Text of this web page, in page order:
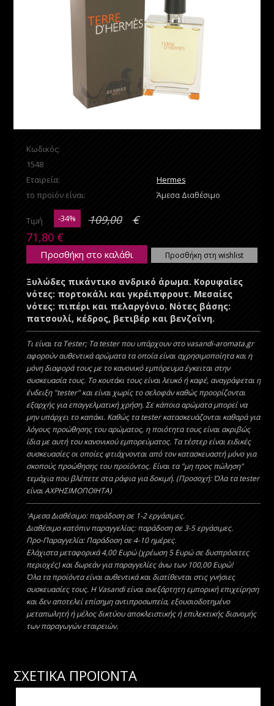
Κωδικός:
1548
Εταιρεία:
Hermes
το προϊόν είναι: Άμεσα Διαθέσιμο
Τιμή -34% 109,00 €
71,80€
Προσθήκη στο καλάθι Προσθήκη στη wishlist
Ξυλώδες πικάντικο ανδρικό άρωμα. Κορυφαίες
νότες: πορτοκάλι και γκρέιπφρουτ. Μεσαίες
νότες: πιπέρι και πελαργόνιο. Νότες βάσης:
πατσουλί, κέδρος, βετιβέρ και βενζοΐνη.
Τι είναι τα Tester; Τα tester που υπάρχουν στο vasandi-aromata.gr
αφορούν αυθεντικά αρώματα τα οποία είναι αχρησιμοποίητα και η
μόνη διαφορά τους με το κανονικό εμπόρευμα έγκειται στην
συσκευασία τους. Το κουτάκι τους είναι λευκό ή καφέ, αναγράφεται η
ένδειξη "tester" και είναι χωρίς το σελοφάν καθώς προορίζονται
εξαρχής για επαγγελματική χρήση. Σε κάποια αρώματα μπορεί να
μην υπάρχει το καπάκι. Kαθώς τα tester κατασκευάζονται καθαρά για
λόγους προώθησης του αρώματος, η ποιότητα τους είναι ακριβώς
ίδια με αυτή του κανονικού εμπορεύματος. Τα τέστερ είναι ειδικές
συσκευασίες οι οποίες φτιάχνονται από τον κατασκευαστή μόνο για
σκοπούς προώθησης του προϊόντος. Είναι τα "μη προς πώληση"
τεμάχια που βλέπετε στα ράφια για δοκιμή. (Προσοχή: Όλα τα tester
είναι ΑΧΡΗΣΙΜΟΠΟΙΗΤΑ)
'Aμεσα Διαθέσιμο: παράδοση σε 1-2 εργάσιμες.
Διαθέσιμο κατόπιν παραγγελίας: παράδοση σε 3-5 εργάσιμες.
Προ-Παραγγελία: Παράδοση σε 4-10 ημέρες.
Ελάχιστα μεταφορικά 4,00 Ευρώ (χρέωση 5 Ευρώ σε δυσπρόσιτες
περιοχές) και δωρεάν για παραγγελίες άνω των 100,00 Ευρώ!
Όλα τα προϊόντα είναι αυθεντικά και διατίθενται στις γνήσιες
συσκευασίες τους. Η Vasandi είναι ανεξάρτητη εμπορική επιχείρηση
και δεν αποτελεί επίσημη αντιπροσωπεία, εξουσιοδοτημένο
μεταπωλητή ή μέλος δικτύου αποκλειστικής ή επιλεκτικής διανομής
των παραγωγών εταιρειών.
ΣΧΕΤΙΚΑ ΠΡΟΪΟΝΤΑ